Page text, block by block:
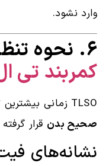
وارد نشود.
۶. نحوه تنظیم و فیت صحیح
کمربند تی
TLSO زمانی بیشترین تأثیر را دارد که
صحیح بدن قرار
نشانه‌های